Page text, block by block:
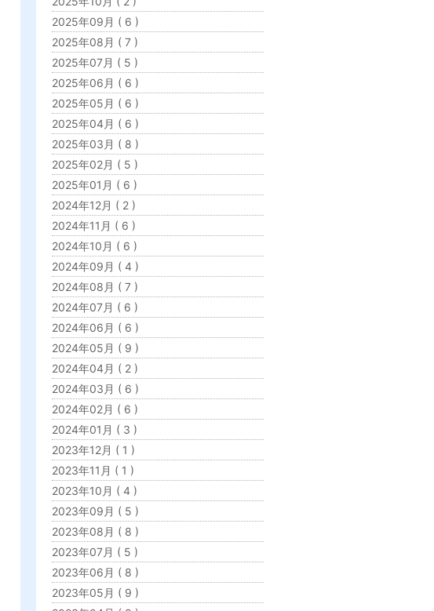
2025年09月 ( 6 )
2025年08月 ( 7 )
2025年07月 ( 5 )
2025年06月 ( 6 )
2025年05月 ( 6 )
2025年04月 ( 6 )
2025年03月 ( 8 )
2025年02月 ( 5 )
2025年01月 ( 6 )
2024年12月 ( 2 )
2024年11月 ( 6 )
2024年10月 ( 6 )
2024年09月 ( 4 )
2024年08月 ( 7 )
2024年07月 ( 6 )
2024年06月 ( 6 )
2024年05月 ( 9 )
2024年04月 ( 2 )
2024年03月 ( 6 )
2024年02月 ( 6 )
2024年01月 ( 3 )
2023年12月 ( 1 )
2023年11月 ( 1 )
2023年10月 ( 4 )
2023年09月 ( 5 )
2023年08月 ( 8 )
2023年07月 ( 5 )
2023年06月 ( 8 )
2023年05月 ( 9 )